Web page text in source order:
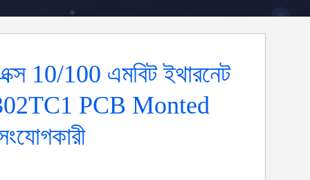
10/100 এমবিট ইথারনেট
PCB Monted